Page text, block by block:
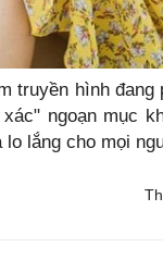
truyền hình đang
ngoạn mục
lắng cho mọi